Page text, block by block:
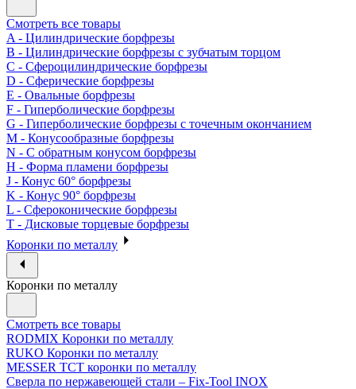
Смотреть все товары
A - Цилиндрические борфрезы
B - Цилиндрические борфрезы с зубчатым торцом
C - Сфероцилиндрические борфрезы
D - Сферические борфрезы
E - Овальные борфрезы
F - Гиперболические борфрезы
G - Гиперболические борфрезы с точечным окончанием
M - Конусообразные борфрезы
N - С обратным конусом борфрезы
H - Форма пламени борфрезы
J - Конус 60° борфрезы
K - Конус 90° борфрезы
L - Сфероконические борфрезы
T - Дисковые торцевые борфрезы
Коронки по металлу
Коронки по металлу
Смотреть все товары
RODMIX Коронки по металлу
RUKO Коронки по металлу
MESSER ТСТ коронки по металлу
Сверла по нержавеющей стали – Fix-Tool INOX